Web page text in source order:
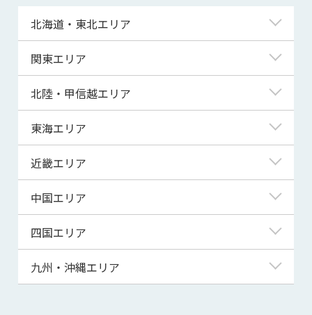
北海道・東北エリア
北海道
青森県
宮城県
秋田県
山形県
関東エリア
東京都
神奈川県
埼玉県
千葉県
茨城県
群馬県
北陸・甲信越エリア
新潟県
富山県
福井県
山梨県
長野県
東海エリア
岐阜県
静岡県
三重県
近畿エリア
滋賀県
京都府
大阪府
兵庫県
中国エリア
鳥取県
島根県
四国エリア
徳島県
九州・沖縄エリア